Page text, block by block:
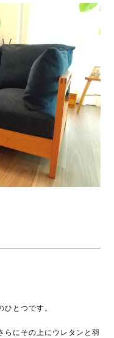
とつです。
らにその上にウレタンと羽